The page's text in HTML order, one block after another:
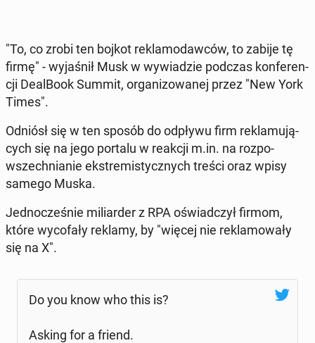
"To, co zrobi ten bojkot re­kla­mo­daw­ców, to zabije tę
firmę" - wy­ja­śnił Musk w wy­wia­dzie podczas kon­fe­ren­
cji De­al­Bo­ok Summit, or­ga­ni­zo­wa­nej przez "New York
Times".
Odniósł się w ten sposób do odpływu firm re­kla­mu­ją­
cych się na jego portalu w reakcji m.in. na roz­po­
wszech­nia­nie eks­tre­mi­stycz­nych treści oraz wpisy
samego Muska.
Jed­no­cze­śnie mi­liar­der z RPA oświad­czył firmom,
które wy­co­fa­ły reklamy, by "więcej nie re­kla­mo­wa­ły
się na X".
Do you know who this is?
Asking for a friend.